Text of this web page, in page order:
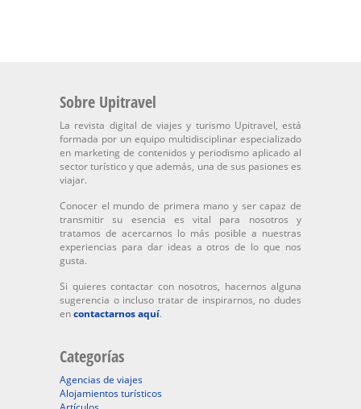
Sobre Upitravel
La revista digital de viajes y turismo Upitravel, está
formada por un equipo multidisciplinar especializado
en marketing de contenidos y periodismo aplicado al
sector turístico y que además, una de sus pasiones es
viajar.
Conocer el mundo de primera mano y ser capaz de
transmitir su esencia es vital para nosotros y
tratamos de acercarnos lo más posible a nuestras
experiencias para dar ideas a otros de lo que nos
gusta.
Si quieres contactar con nosotros, hacernos alguna
sugerencia o incluso tratar de inspirarnos, no dudes
encontactarnos aquí.
Categorías
Agencias de viajes
Alojamientos turísticos